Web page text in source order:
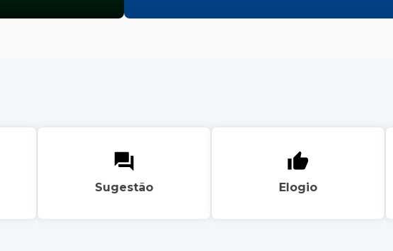
Sugestão Elogio